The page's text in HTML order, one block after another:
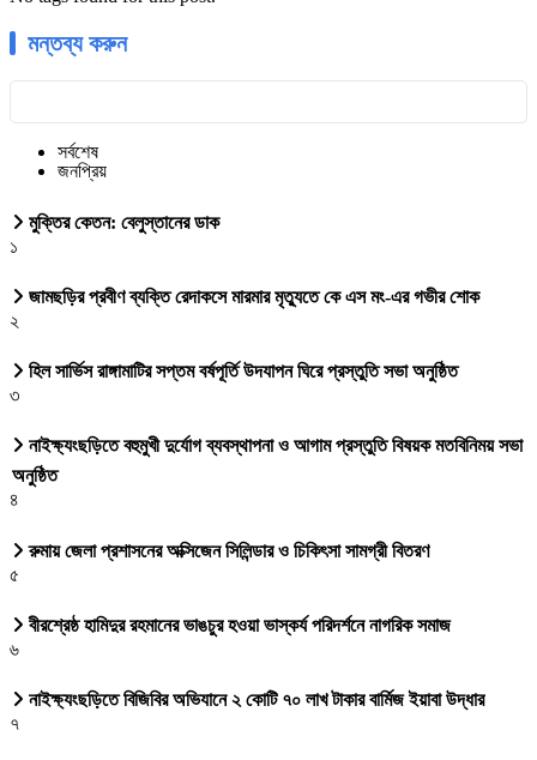
মন্তব্য করুন
সর্বশেষ
জনপ্রিয়
মুক্তির কেতন: বেলুস্তানের ডাক
১
জামছড়ির প্রবীণ ব্যক্তি রেদাকসে মারমার মৃত্যুতে কে এস মং-এর গভীর শোক
২
হিল সার্ভিস রাঙ্গামাটির সপ্তম বর্ষপূর্তি উদযাপন ঘিরে প্রস্তুতি সভা অনুষ্ঠিত
৩
নাইক্ষ্যংছড়িতে বহুমুখী দুর্যোগ ব্যবস্থাপনা ও আগাম প্রস্তুতি বিষয়ক মতবিনিময় সভা
অনুষ্ঠিত
৪
রুমায় জেলা প্রশাসনের অক্সিজেন সিলিন্ডার ও চিকিৎসা সামগ্রী বিতরণ
৫
বীরশ্রেষ্ঠ হামিদুর রহমানের ভাঙচুর হওয়া ভাস্কর্য পরিদর্শনে নাগরিক সমাজ
৬
নাইক্ষ্যংছড়িতে বিজিবির অভিযানে ২ কোটি ৭০ লাখ টাকার বার্মিজ ইয়াবা উদ্ধার
৭